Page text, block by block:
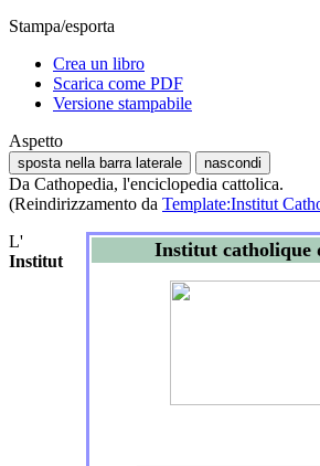
Stampa/esporta
Crea un libro
Scarica come PDF
Versione stampabile
Aspetto
sposta nella barra laterale nascondi
Da Cathopedia, l'enciclopedia cattolica.
(Reindirizzamento da Template:Institut
Institut catholique
L'
Institut